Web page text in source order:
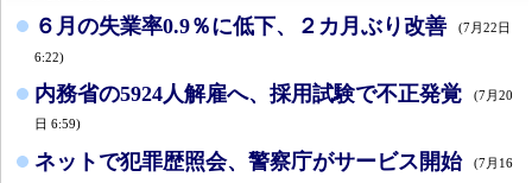
６月の失業率0.9％に低下、２カ月ぶり改善 (7月22日
6:22)
内務省の5924人解雇へ、採用試験で不正発覚
(7月20
日 6:59)
ネットで犯罪歴照会、警察庁がサービス開始
(7月16